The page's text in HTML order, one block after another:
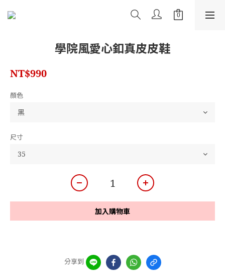
學院風愛心釦真皮皮鞋
NT$990
顏色
尺寸
加入購物車
分享到